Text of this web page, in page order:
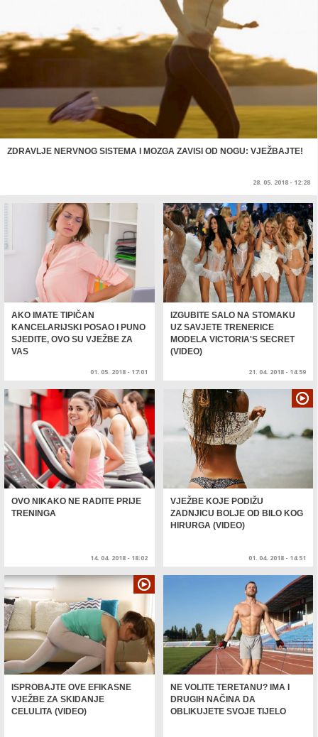
ZDRAVLJE NERVNOG SISTEMA I MOZGA ZAVISI OD NOGU: VJEŽBAJTE!
28. 05. 2018 - 12:28
AKO IMATE TIPIČAN
KANCELARIJSKI POSAO I PUNO
SJEDITE, OVO SU VJEŽBE ZA
VAS
01. 05. 2018 - 17:01
IZGUBITE SALO NA STOMAKU
UZ SAVJETE TRENERICE
MODELA VICTORIA'S SECRET
(VIDEO)
21. 04. 2018 - 14:59
OVO NIKAKO NE RADITE PRIJE
TRENINGA
14. 04. 2018 - 18:02
VJEŽBE KOJE PODIŽU
ZADNJICU BOLJE OD BILO KOG
HIRURGA (VIDEO)
01. 04. 2018 - 14:51
ISPROBAJTE OVE EFIKASNE
VJEŽBE ZA SKIDANJE
CELULITA (VIDEO)
NE VOLITE TERETANU? IMA I
DRUGIH NAČINA DA
OBLIKUJETE SVOJE TIJELO